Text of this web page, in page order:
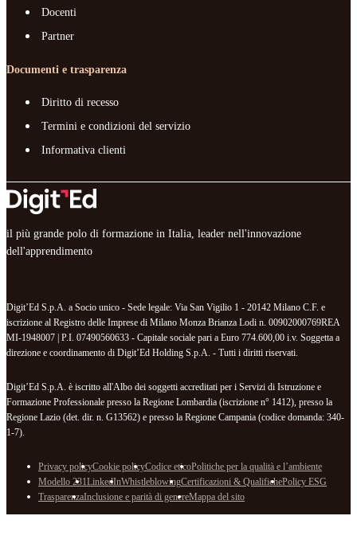
Docenti
Partner
Documenti e trasparenza
Diritto di recesso
Termini e condizioni del servizio
Informativa clienti
il più grande polo di formazione in Italia, leader nell'innovazione
dell'apprendimento
Digit’Ed S.p.A. a Socio unico - Sede legale: Via San Vigilio 1 - 20142 Milano C.F. e
iscrizione al Registro delle Imprese di Milano Monza Brianza Lodi n. 00902000769REA
MI-1948007 | P.I. 07490560633 - Capitale sociale pari a Euro 774.600,00 i.v. Soggetta a
direzione e coordinamento di Digit’Ed Holding S.p.A. - Tutti i diritti riservati.
Digit’Ed S.p.A. è iscritto all'Albo dei soggetti accreditati per i Servizi di Istruzione e
Formazione Professionale presso la Regione Lombardia (iscrizione n° 1412), presso la
Regione Lazio (det. dir. n. G13562) e presso la Regione Campania (codice domanda: 340-
1-7).
Privacy policyCookie policyCodice eticoPolitiche per la qualità e l’ambiente
Modello 231LinkedInWhistleblowingCertificazioni & QualifichePolicy ESG
TrasparenzaInclusione e parità di genereMappa del sito